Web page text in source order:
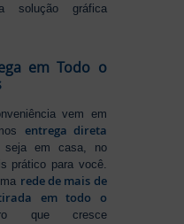
solução gráfica
em Todo o
vem em
entrega direta
seja em casa, no
prático para você.
rede de mais de
em todo o
que cresce